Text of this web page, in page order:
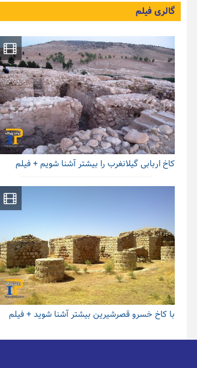
گالری فیلم
کاخ اربابی گیلانغرب را بیشتر آشنا شویم + فیلم
با کاخ خسرو قصرشیرین بیشتر آشنا شوید + فیلم